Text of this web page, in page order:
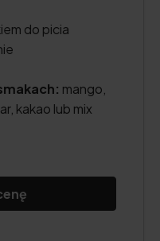
do picia
mango,
kakao lub mix